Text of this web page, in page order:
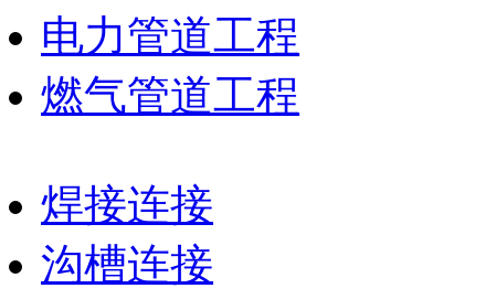
电力管道工程
燃气管道工程
焊接连接
沟槽连接